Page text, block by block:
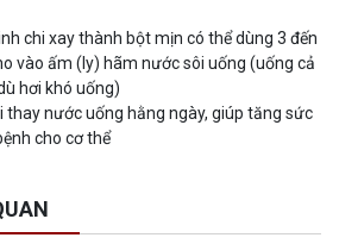
chi xay thành bột mịn có thể dùng 3 đến
vào ấm (ly) hãm nước sôi uống (uống cả
hơi khó uống)
thay nước uống hằng ngày, giúp tăng sức
cho cơ thể